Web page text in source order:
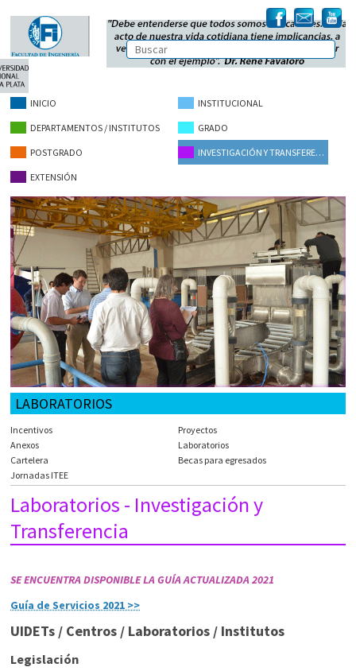
INICIO INSTITUCIONAL
DEPARTAMENTOS / INSTITUTOS GRADO
POSTGRADO INVESTIGACIÓN Y TRANSFERENCIA
EXTENSIÓN
LABORATORIOS
Incentivos
Proyectos
Anexos
Laboratorios
Cartelera
Becas para egresados
Jornadas ITEE
Laboratorios - Investigación y
Transferencia
SE ENCUENTRA DISPONIBLE LA GUÍA ACTUALIZADA 2021
Guía de Servicios 2021 >>
UIDETs / Centros / Laboratorios / Institutos
Legislación